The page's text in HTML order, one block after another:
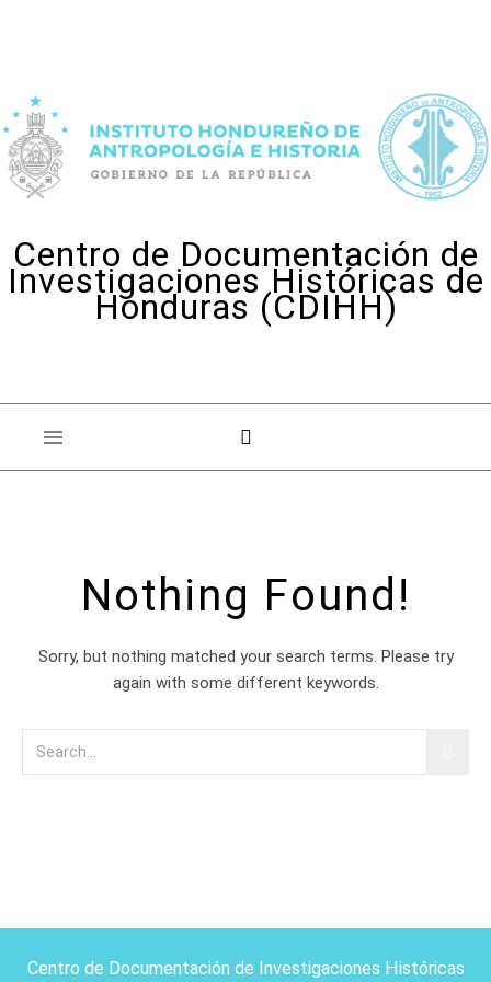
Centro de Documentación de
Investigaciones Históricas de
Honduras (CDIHH)
Nothing Found!
Sorry, but nothing matched your search terms. Please try
again with some different keywords.
Centro de Documentación de Investigaciones Históricas